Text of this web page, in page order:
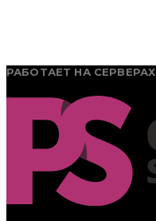
РАБОТАЕТ НА СЕРВЕРАХ